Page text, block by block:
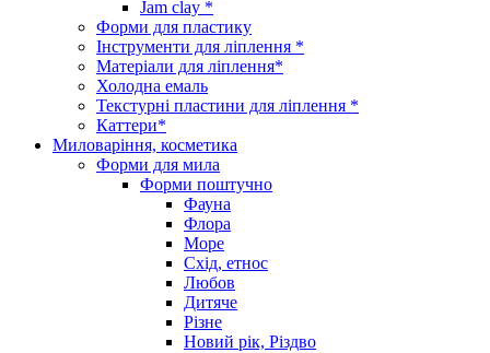
Jam clay *
Форми для пластику
Інструменти для ліплення *
Матеріали для ліплення*
Холодна емаль
Текстурні пластини для ліплення *
Каттери*
Миловаріння, косметика
Форми для мила
Форми поштучно
Фауна
Флора
Море
Схід, етнос
Любов
Дитяче
Різне
Новий рік, Різдво